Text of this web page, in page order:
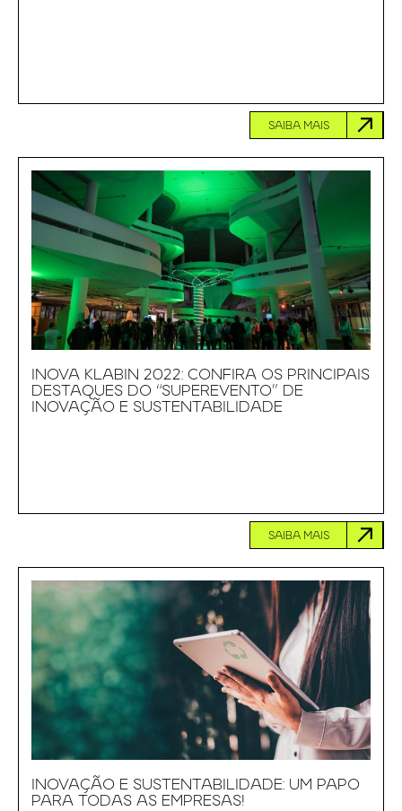
SAIBA MAIS
INOVA KLABIN 2022: CONFIRA OS PRINCIPAIS
DESTAQUES DO “SUPEREVENTO” DE
INOVAÇÃO E SUSTENTABILIDADE
SAIBA MAIS
INOVAÇÃO E SUSTENTABILIDADE: UM PAPO
PARA TODAS AS EMPRESAS!